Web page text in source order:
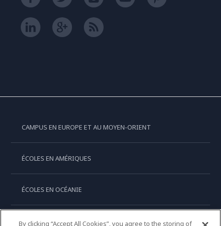
CAMPUS EN EUROPE ET AU MOYEN-ORIENT
ÉCOLES EN AMÉRIQUES
ÉCOLES EN OCÉANIE
ÉCOLES EN ASIE
By clicking “Accept All Cookies”, you agree to the storing of